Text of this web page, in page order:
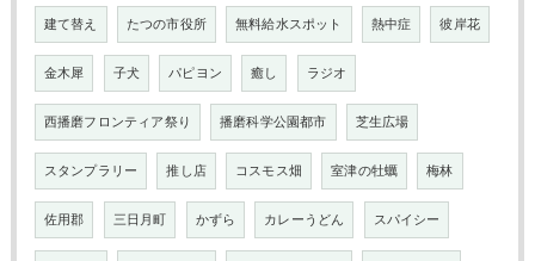
建て替え たつの市役所 無料給水スポット 熱中症 彼岸花
金木犀 子犬 パピヨン 癒し ラジオ
西播磨フロンティア祭り 播磨科学公園都市 芝生広場
スタンプラリー 推し店 コスモス畑 室津の牡蠣 梅林
佐用郡 三日月町 かずら カレーうどん スパイシー